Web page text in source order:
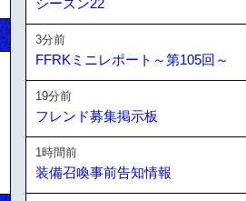
シーズン22
3分前
FFRKミニレポート～第105回～
19分前
フレンド募集掲示板
1時間前
装備召喚事前告知情報